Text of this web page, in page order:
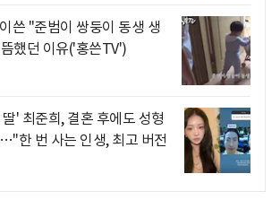
쓴 "준범이 쌍둥이 동생 생
했던 이유('홍쓴TV')
' 최준희, 결혼 후에도 성형
한 번 사는 인생, 최고 버전